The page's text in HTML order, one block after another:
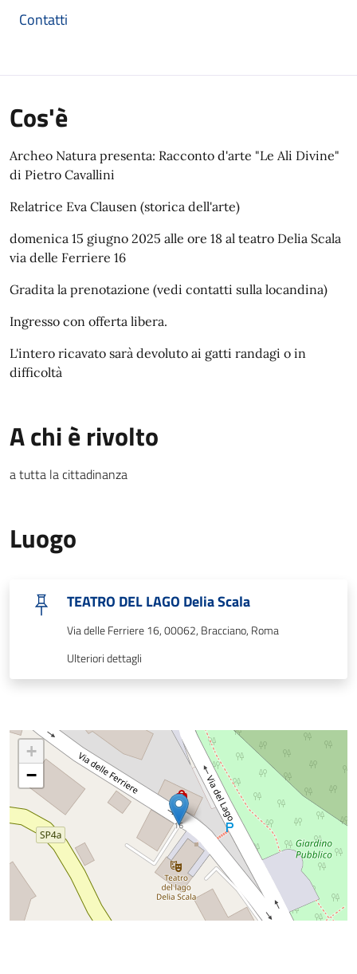
Contatti
Cos'è
Archeo Natura presenta: Racconto d'arte "Le Ali Divine"
di Pietro Cavallini
Relatrice Eva Clausen (storica dell'arte)
domenica 15 giugno 2025 alle ore 18 al teatro Delia Scala
via delle Ferriere 16
Gradita la prenotazione (vedi contatti sulla locandina)
Ingresso con offerta libera.
L'intero ricavato sarà devoluto ai gatti randagi o in
difficoltà
A chi è rivolto
a tutta la cittadinanza
Luogo
TEATRO DEL LAGO Delia Scala
Via delle Ferriere 16, 00062, Bracciano, Roma
Ulteriori dettagli
+
−